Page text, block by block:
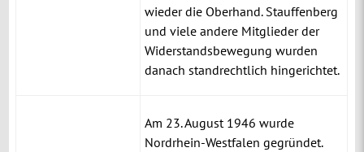
wieder die Oberhand. Stauffenberg
und viele andere Mitglieder der
Widerstandsbewegung wurden
danach standrechtlich hingerichtet.
Am 23. August 1946 wurde
Nordrhein-Westfalen gegründet.